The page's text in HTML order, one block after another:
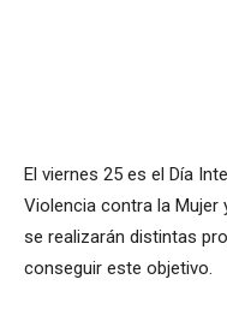
El viernes 25 es el Día
Violencia contra la Mujer
se realizarán distintas
conseguir este objetivo.